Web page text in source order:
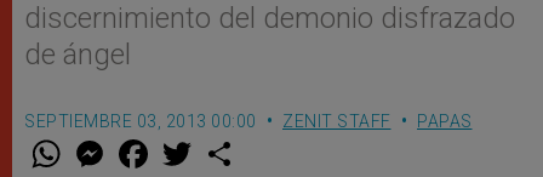
discernimiento del demonio disfrazado
de ángel
SEPTIEMBRE 03, 2013 00:00 ZENIT STAFF PAPAS
W M
e
F
a w